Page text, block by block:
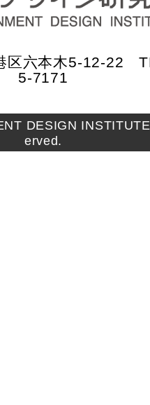
区六本木5-12-22
5-7171
DESIGN
erved.